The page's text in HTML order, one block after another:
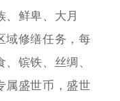
、鲜卑、大月
域修缮任务，每
镔铁、丝绸、
属盛世币，盛世